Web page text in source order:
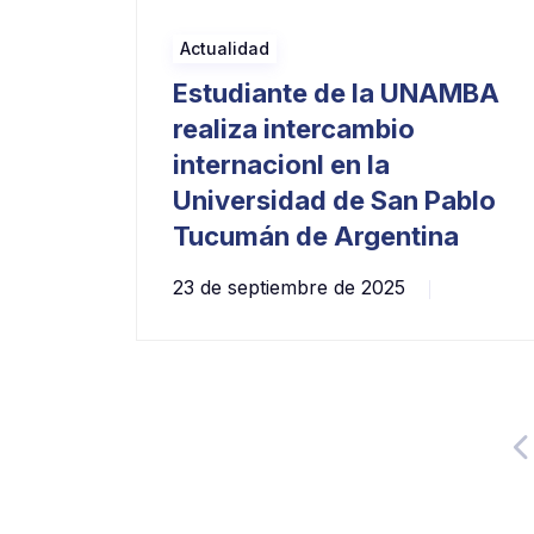
Actualidad
Estudiante de la UNAMBA
realiza intercambio
internacionl en la
Universidad de San Pablo
Tucumán de Argentina
23 de septiembre de 2025